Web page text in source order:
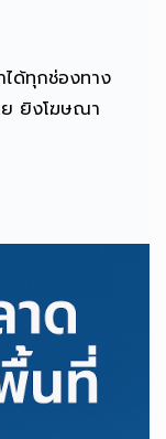
ด้ทุกช่องทาง
ย ยิงโฆษณา